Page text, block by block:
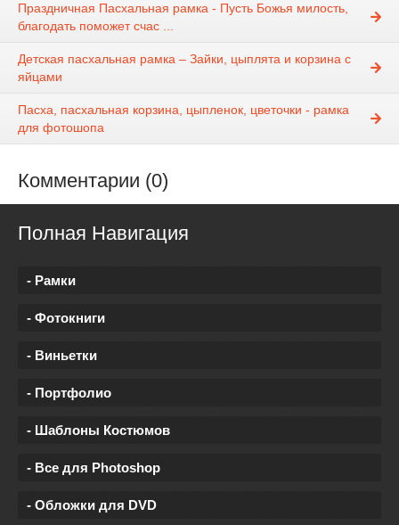
Праздничная Пасхальная рамка - Пусть Божья милость,
благодать поможет счас ...
Детская пасхальная рамка – Зайки, цыплята и корзина с
яйцами
Пасха, пасхальная корзина, цыпленок, цветочки - рамка
для фотошопа
Комментарии (0)
Полная Навигация
- Рамки
- Фотокниги
- Виньетки
- Портфолио
- Шаблоны Костюмов
- Все для Photoshop
- Обложки для DVD